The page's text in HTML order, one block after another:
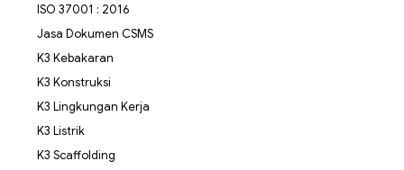
ISO 37001 : 2016
Jasa Dokumen CSMS
K3 Kebakaran
K3 Konstruksi
K3 Lingkungan Kerja
K3 Listrik
K3 Scaffolding